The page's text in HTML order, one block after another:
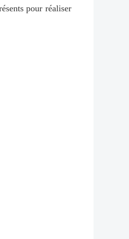
pour réaliser